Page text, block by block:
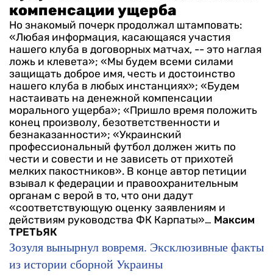
компенсации ущерба
Но знакомый почерк продолжал штамповать:
«Любая информация, касающаяся участия
нашего клуба в договорных матчах, -- это наглая
ложь и клевета»; «Мы будем всеми силами
защищать доброе имя, честь и достоинство
нашего клуба в любых инстанциях»; «Будем
настаивать на денежной компенсации
морального ущерба»; «Пришло время положить
конец произволу, безответственности и
безнаказанности»; «Украинский
профессиональный футбол должен жить по
чести и совести и не зависеть от прихотей
мелких пакостников». В конце автор петиции
взывал к федерации и правоохранительным
органам с верой в то, что они дадут
«соответствующую оценку заявлениям и
действиям руководства ФК Карпаты»… Максим
ТРЕТЬЯК
Зозуля вынырнул вовремя. Эксклюзивные факты
из истории сборной Украины